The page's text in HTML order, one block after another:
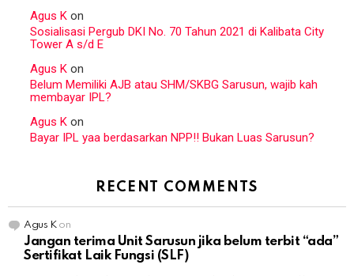
Agus K on
Sosialisasi Pergub DKI No. 70 Tahun 2021 di Kalibata City
Tower A s/d E
Agus K on
Belum Memiliki AJB atau SHM/SKBG Sarusun, wajib kah
membayar IPL?
Agus K on
Bayar IPL yaa berdasarkan NPP!! Bukan Luas Sarusun?
RECENT COMMENTS
Agus Kon
Jangan terima Unit Sarusun jika belum terbit “ada”
Sertifikat Laik Fungsi (SLF)